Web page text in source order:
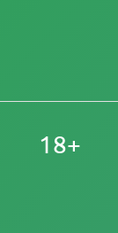
18+